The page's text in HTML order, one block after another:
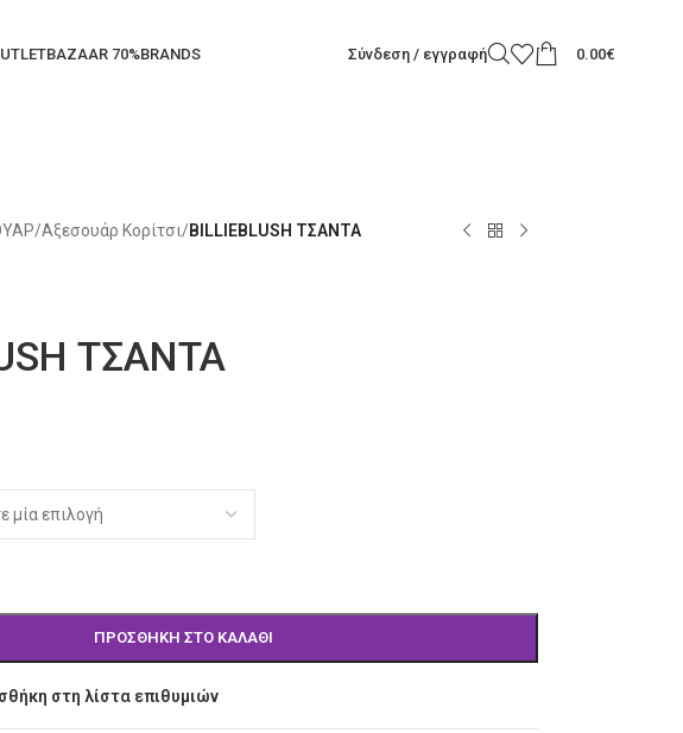
BAZAAR 70%BRANDS Σύνδεση / εγγραφή 0.00€
/Αξεσουάρ Κορίτσι/BILLIEBLUSH ΤΣΑΝΤΑ
ΤΣΑΝΤΑ
ΠΡΟΣΘΉΚΗ ΣΤΟ ΚΑΛΆΘΙ
στη λίστα επιθυμιών